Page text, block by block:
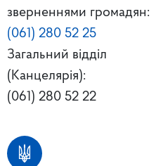
зверненнями громадян:
(061) 280 52 25
Загальний відділ
(Канцелярія):
(061) 280 52 22